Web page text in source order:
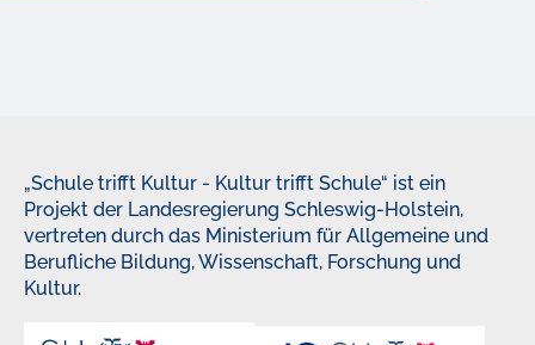
„Schule trifft Kultur - Kultur trifft Schule“ ist ein
Projekt der Landesregierung Schleswig-Holstein,
vertreten durch das Ministerium für Allgemeine und
Berufliche Bildung, Wissenschaft, Forschung und
Kultur.